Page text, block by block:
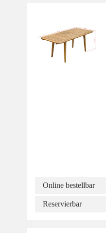
Online bestellbar
Reservierbar